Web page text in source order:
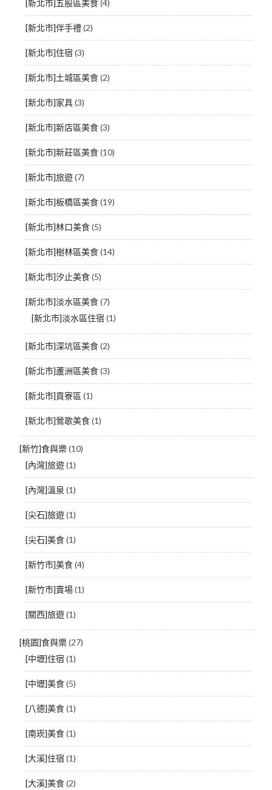
[新北市]五股區美食(4)
[新北市]伴手禮(2)
[新北市]住宿 (3)
[新北市]土城區美食(2)
[新北市]家具(3)
[新北市]新店區美食(3)
[新北市]新莊區美食(10)
[新北市]旅遊(7)
[新北市]板橋區美食(19)
[新北市]林口美食(5)
[新北市]樹林區美食(14)
[新北市]汐止美食(5)
[新北市]淡水區美食(7)
[新北市]淡水區住宿 (1)
[新北市]深坑區美食(2)
[新北市]蘆洲區美食(3)
[新北市]貢寮區 (1)
[新北市]鶯歌美食(1)
[新竹]食與樂(10)
[內灣]旅遊(1)
[內灣]溫泉 (1)
[尖石]旅遊(1)
[尖石]美食(1)
[新竹市]美食(4)
[新竹市]賣場(1)
[關西]旅遊(1)
[桃園]食與樂(27)
[中壢]住宿 (1)
[中壢]美食(5)
[八德]美食(1)
[南崁]美食(1)
[大溪]住宿 (1)
[大溪]美食(2)